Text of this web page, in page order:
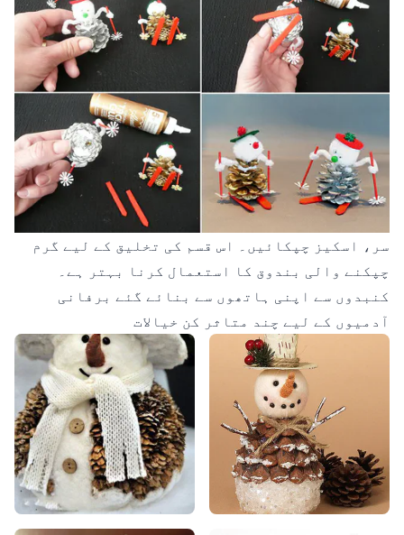
سر، اسکیز چپکائیں۔ اس قسم کی تخلیق کے لیے گرم
چپکنے والی بندوق کا استعمال کرنا بہتر ہے۔
کنبدوں سے اپنی ہاتھوں سے بنائے گئے برفانی
آدمیوں کے لیے چند متاثر کن خیالات